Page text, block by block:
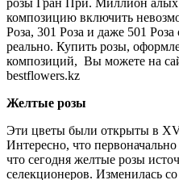
композицию включить
Роза, 301 Роза и даже 501
реально. Купить розы,
композиций, Вы можете на
bestflowers.kz
Желтые розы
Эти цветы были открыты в
Интересно, что
что сегодня желтые розы
селекционеров. Изменилась